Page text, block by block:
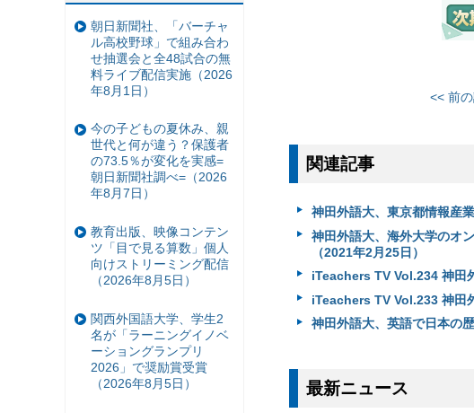
<< 前
関連記事
神田外語大、東京都情報産
神田外語大、海外大学のオ
（2021年2月25日）
iTeachers TV Vol.234 神田
iTeachers TV Vol.233 神田
神田外語大、英語で日本の
最新ニュース
朝日新聞社、「バーチャ
ル高校野球」で組み合わ
せ抽選会と全48試合の無
料ライブ配信実施（2026
年8月1日）
今の子どもの夏休み、親
世代と何が違う？保護者
の73.5％が変化を実感=
朝日新聞社調べ=（2026
年8月7日）
教育出版、映像コンテン
ツ「目で見る算数」個人
向けストリーミング配信
（2026年8月5日）
関西外国語大学、学生2
名が「ラーニングイノベ
ーショングランプリ
2026」で奨励賞受賞
（2026年8月5日）